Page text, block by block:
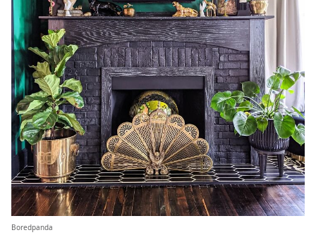
Boredpanda